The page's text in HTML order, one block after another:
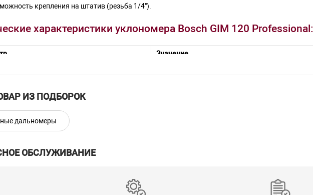
крепления на штатив (резьба 1/4").
характеристики уклономера Bosch GIM 120 Professional:
Значение
глазков
ИЗ ПОДБОРОК
дальномеры
ОБСЛУЖИВАНИЕ